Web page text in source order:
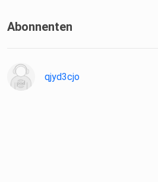
Abonnenten
qjyd3cjo